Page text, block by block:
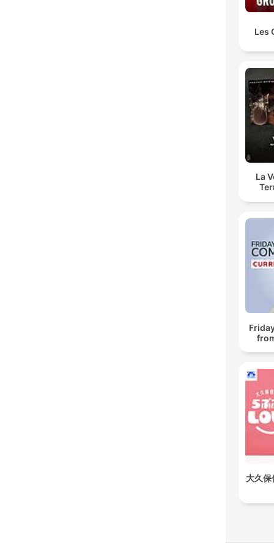
Les
La
大久